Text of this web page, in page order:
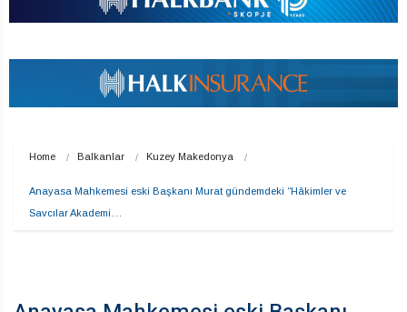
Home Balkanlar Kuzey Makedonya
Anayasa Mahkemesi eski Başkanı Murat gündemdeki “Hâkimler ve
Savcılar Akademi…